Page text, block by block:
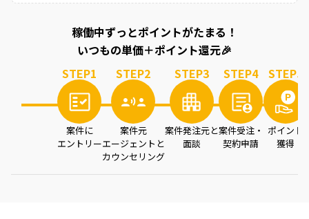
稼働中ずっとポイントがたまる！
いつもの単価＋ポイント還元🎉
STEP1
案件に
エントリー
STEP2
案件元
エージェントと
カウンセリング
STEP3
案件発注元と
面談
STEP4
案件受注・
契約申請
STEP5
ポイント
獲得